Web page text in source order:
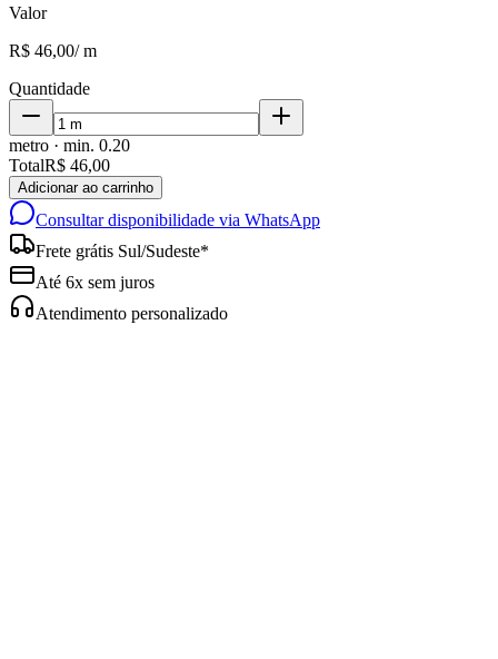
Valor
R$ 46,00/m
Quantidade
metro · min. 0.20
TotalR$ 46,00
Adicionar ao carrinho
Consultar disponibilidade via WhatsApp
Frete grátis Sul/Sudeste*
Até 6x sem juros
Atendimento personalizado